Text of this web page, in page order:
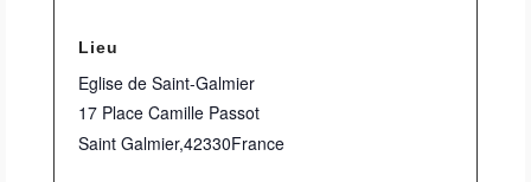
Lieu
Eglise de Saint-Galmier
17 Place Camille Passot
Saint Galmier,42330France